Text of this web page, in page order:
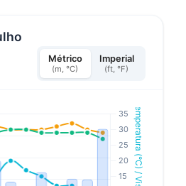
Métrico
(m, °C)
Imperial
(ft, °F)